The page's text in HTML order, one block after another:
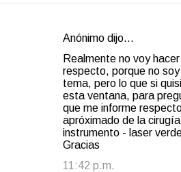
Anónimo dijo…
Realmente no voy
respecto, porque no soy
tema, pero lo que si
esta ventana, para
que me informe
apróximado de la
instrumento - laser
Gracias
11:42 p.m.